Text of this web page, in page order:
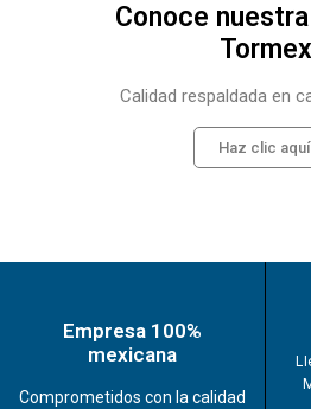
Conoce
Tormex
Calidad respaldada en
Haz clic
Empresa 100%
mexicana
Comprometidos con la calidad